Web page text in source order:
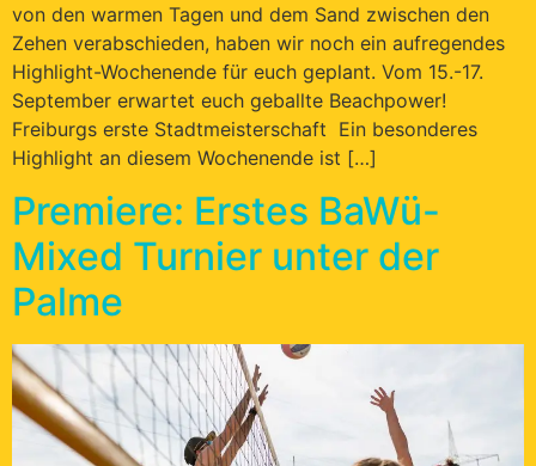
von den warmen Tagen und dem Sand zwischen den
Zehen verabschieden, haben wir noch ein aufregendes
Highlight-Wochenende für euch geplant. Vom 15.-17.
September erwartet euch geballte Beachpower!
Freiburgs erste Stadtmeisterschaft Ein besonderes
Highlight an diesem Wochenende ist […]
Premiere: Erstes BaWü-
Mixed Turnier unter der
Palme